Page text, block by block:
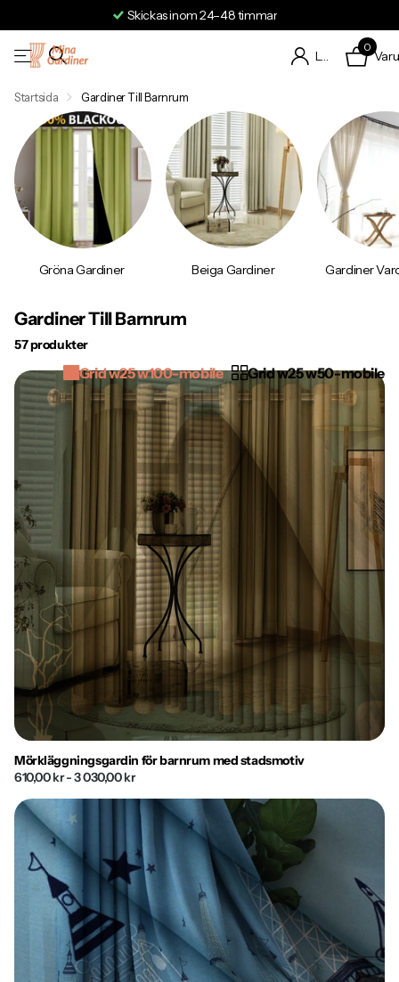
Gratis hemleverans
0
Startsida Gardiner Till Barnrum
Gröna Gardiner Beiga Gardiner Gardiner
Gardiner Till Barnrum
57 produkter
Grid w25 w100-mobile Grid w25 w50-mobile
Mörkläggningsgardin för barnrum med stadsmotiv
610,00 kr- 3 030,00 kr